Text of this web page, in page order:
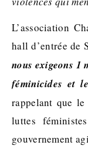
L’association
hall d’entrée de
nous exigeons 1
féminicides et
rappelant que
luttes
gouvernement